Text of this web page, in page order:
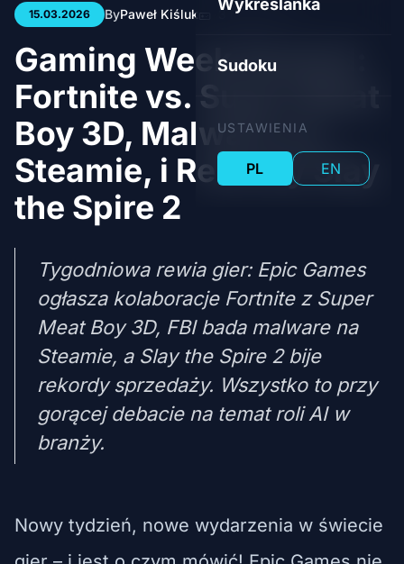
Wykreślanka
Sudoku
USTAWIENIA
PL EN
15.03.2026 ByPaweł Kiśluk 3 min 148
Gaming Week Rewind:
Fortnite vs. Super Meat
Boy 3D, Malware na
Steamie, i Rekordy Slay
the Spire 2
Tygodniowa rewia gier: Epic Games
ogłasza kolaboracje Fortnite z Super
Meat Boy 3D, FBI bada malware na
Steamie, a Slay the Spire 2 bije
rekordy sprzedaży. Wszystko to przy
gorącej debacie na temat roli AI w
branży.
Nowy tydzień, nowe wydarzenia w świecie